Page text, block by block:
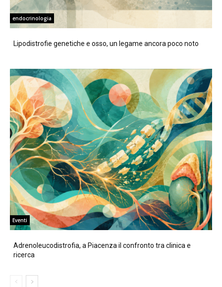
endocrinologia
Lipodistrofie genetiche e osso, un legame ancora poco noto
Eventi
Adrenoleucodistrofia, a Piacenza il confronto tra clinica e
ricerca